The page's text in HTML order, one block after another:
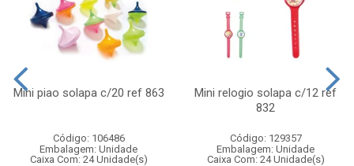
Mini piao solapa c/20 ref 863
Código: 106486
Embalagem: Unidade
Caixa Com: 24 Unidade(s)
Mini relogio solapa c/12 ref
832
Código: 129357
Embalagem: Unidade
Caixa Com: 24 Unidade(s)